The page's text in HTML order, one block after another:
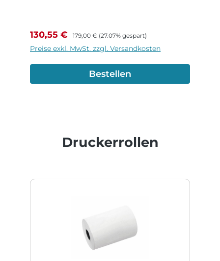
Verkaufspreis:
130,55 € Regulärer Preis:
179,00 € (27.07% gespart)
Preise exkl. MwSt. zzgl. Versandkosten
Bestellen
Produktgalerie überspringen
Druckerrollen